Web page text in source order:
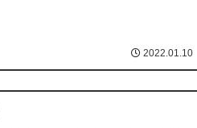
2022.01.10